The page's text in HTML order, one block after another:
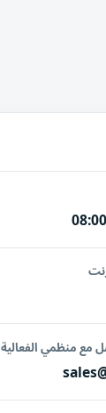
مع منظمي الفعالية